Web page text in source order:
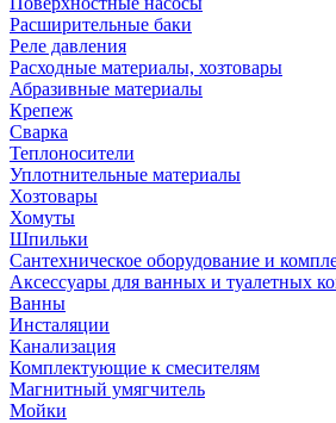
Расширительные баки
Реле давления
Расходные материалы, хозтовары
Абразивные материалы
Крепеж
Сварка
Теплоносители
Уплотнительные материалы
Хозтовары
Хомуты
Шпильки
Сантехническое оборудование и
Аксессуары для ванных и туалетных
Ванны
Инсталяции
Канализация
Комплектующие к смесителям
Магнитный умягчитель
Мойки